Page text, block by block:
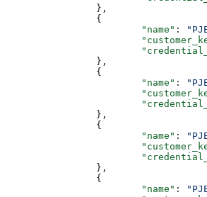
		},
		{
			"name"
:
		},
		{
			"name"
:
		},
		{
			"name"
:
		},
		{
			"name"
: